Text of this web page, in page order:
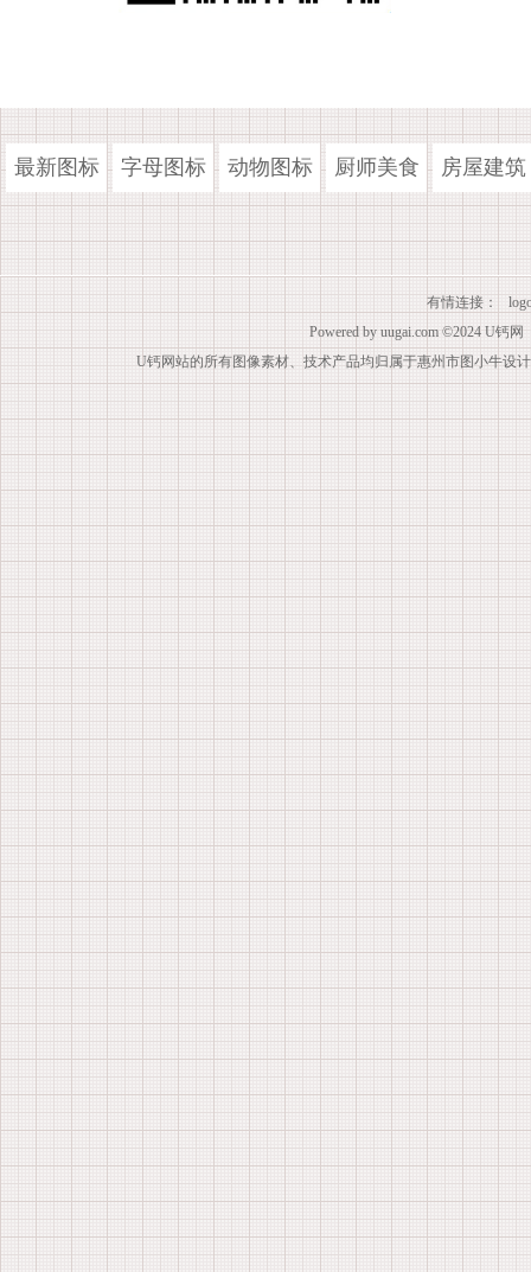
最新图标 字母图标 动物图标 厨师美食 房屋建筑
有情连接：
Powered by uugai.com ©2024 U钙网
U钙网站的所有图像素材、技术产品均归属于惠州市图小牛设